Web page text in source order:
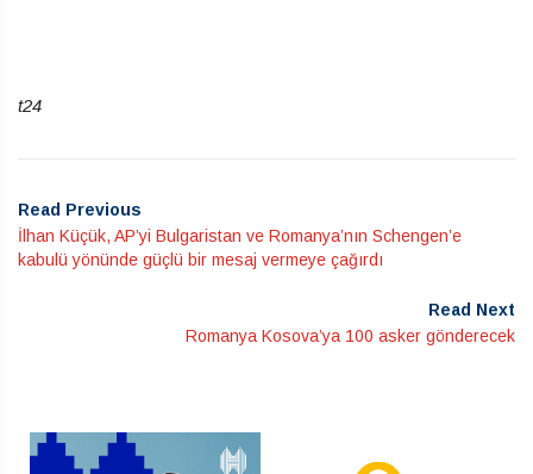
t24
Read Previous
İlhan Küçük, AP’yi Bulgaristan ve Romanya’nın Schengen’e
kabulü yönünde güçlü bir mesaj vermeye çağırdı
Read Next
Romanya Kosova’ya 100 asker gönderecek